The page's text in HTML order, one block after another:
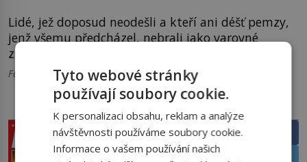
Lidé, jež doposud neodešli a kteří ani déšť pemzy,
jenž všemu předcházel, nebrali jako varovné
znamení, že se něco děje, neměli šanci přežít.
Foto: Úvodní foto: Pixabay
PRÁVĚ V PRODEJI SDÍLEJTE ČLÁNEK
Facebook
Twitter
Tyto webové stránky
používají soubory cookie.
K personalizaci obsahu, reklam a analýze
návštěvnosti používáme soubory cookie.
Informace o vašem používání našich